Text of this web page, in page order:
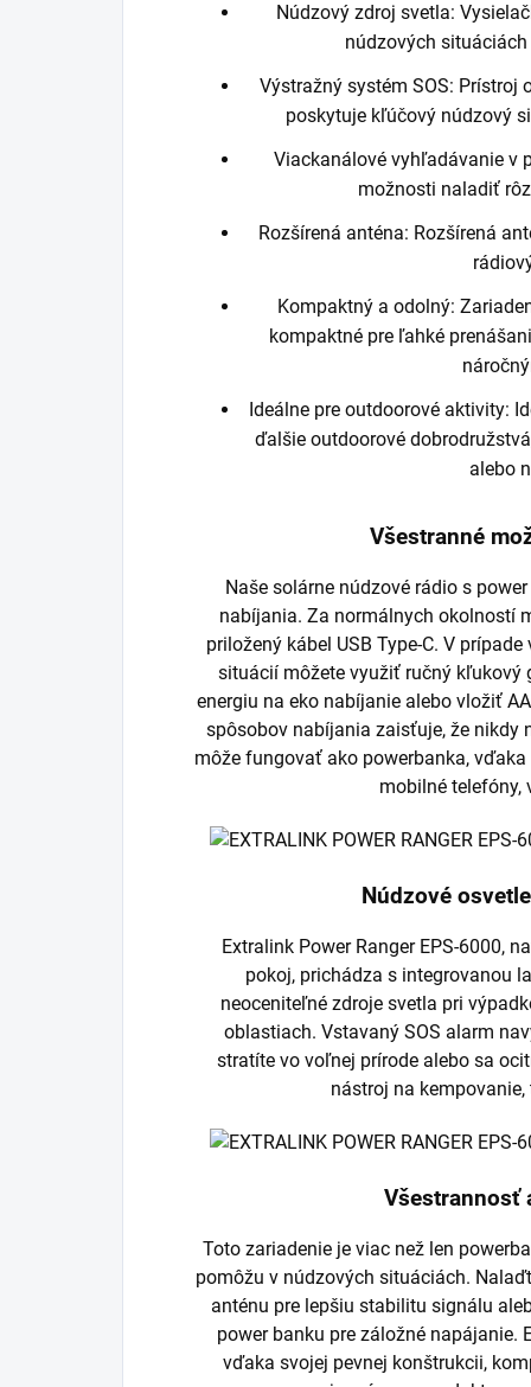
Núdzový zdroj svetla:
núdzových
Výstražný systém SOS: Prístroj
poskytuje kľúčový núdzový
Viackanálové vyhľadávanie v
možnosti naladiť
Rozšírená anténa: Rozšírená
Kompaktný a odolný:
kompaktné pre ľahké
Ideálne pre outdoorové aktivity:
ďalšie outdoorové
alebo
Všestranné
Naše solárne núdzové rádio s
nabíjania. Za normálnych okolností
priložený kábel USB Type-C. V
situácií môžete využiť ručný kľukový
energiu na eko nabíjanie alebo vložiť
spôsobov nabíjania zaisťuje, že nikdy
môže fungovať ako powerbanka,
mobilné telefóny,
Núdzové
Extralink Power Ranger EPS-6000,
pokoj, prichádza s integrovanou
neoceniteľné zdroje svetla pri
oblastiach. Vstavaný SOS alarm
stratíte vo voľnej prírode alebo sa
nástroj na
Všestrannosť
Toto zariadenie je viac než len
pomôžu v núdzových situáciách.
anténu pre lepšiu stabilitu signálu
power banku pre záložné napájanie.
vďaka svojej pevnej konštrukcii,